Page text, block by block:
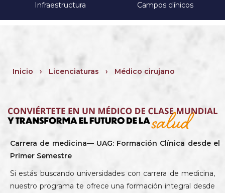
Infraestructura Campos clínicos
Inicio › Licenciaturas › Médico cirujano
Carrera de medicina— UAG: Formación Clínica desde el
Primer Semestre
Si estás buscando universidades con carrera de medicina,
nuestro programa te ofrece una formación integral desde